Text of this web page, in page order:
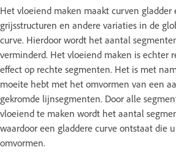
Het vloeiend maken maakt curven
grijsstructuren en andere variaties in de
curve. Hierdoor wordt het aantal
verminderd. Het vloeiend maken is echter
effect op rechte segmenten. Het is met
moeite hebt met het omvormen van een
gekromde lijnsegmenten. Door alle
vloeiend te maken wordt het aantal
waardoor een gladdere curve ontstaat die
omvormen.